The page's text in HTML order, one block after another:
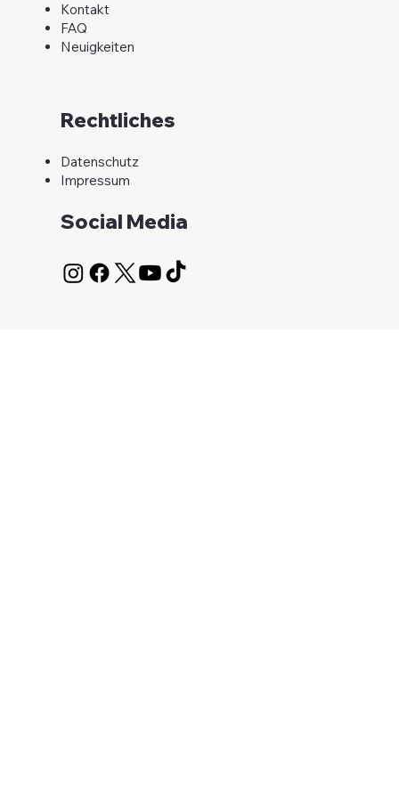
Kontakt
FAQ
Neuigkeiten
Rechtliches​
Datenschutz
Impressum
Social Media